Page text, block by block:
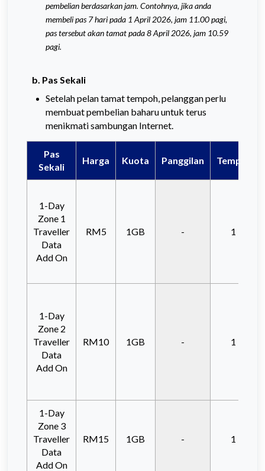
pembelian berdasarkan jam. Contohnya, jika anda
membeli pas 7 hari pada 1 April 2026, jam 11.00 pagi,
pas tersebut akan tamat pada 8 April 2026, jam 10.59
pagi.
b. Pas Sekali
Setelah pelan tamat tempoh, pelanggan perlu
membuat pembelian baharu untuk terus
menikmati sambungan Internet.
Pas
Sekali
Harga Kuota Panggilan Tempoh
1-Day
Zone 1
Traveller
Data
Add On
RM5 1GB - 1 Hari
1-Day
Zone 2
Traveller
Data
Add On
RM10 1GB - 1 Hari
1-Day
Zone 3
Traveller
Data
Add On
RM15 1GB - 1 Hari